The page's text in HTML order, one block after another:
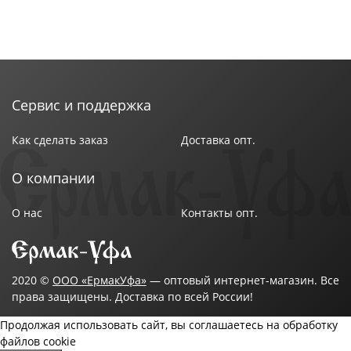
Длина изделия: 210 мм
Высота изделия: 110 мм
Страна изготовитель: Россия
Сервис и поддержка
Как сделать заказ Доставка опт.
О компании
О нас Контакты опт.
2020 © ООО «ЕрмакУфа» — оптовый интернет-магазин. Все
права защищены. Доставка по всей России!
Продолжая использовать сайт, вы соглашаетесь на обработку
файлов cookie